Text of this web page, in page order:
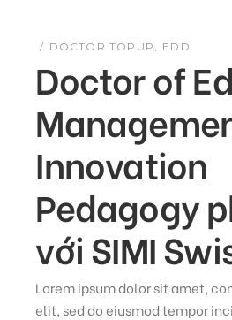
DOCTOR TOPUP EDD
Doctor of
Innovation
Pedagogy
với SIMI
Lorem ipsum dolor sit amet,
elit, sed do eiusmod tempor